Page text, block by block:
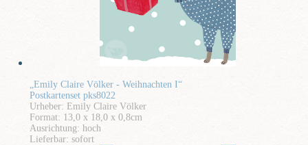
„Emily Claire Völker - Weihnachten I“
Postkartenset pks8022
Urheber: Emily Claire Völker
Format: 13,0 x 18,0 x 0,8cm
Ausrichtung: hoch
Lieferbar: sofort